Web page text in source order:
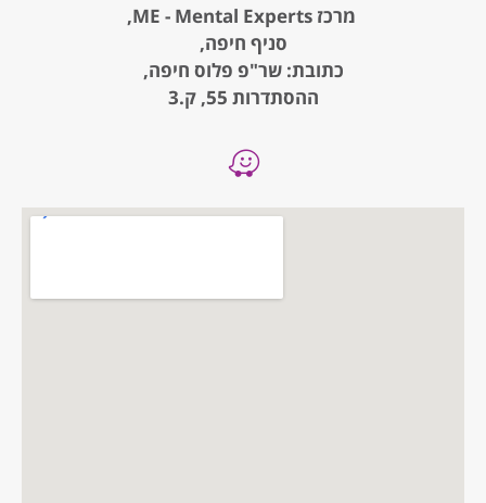
מרכז ME - Mental Experts,
סניף חיפה,
כתובת: שר"פ פלוס חיפה,
ההסתדרות 55, ק.3